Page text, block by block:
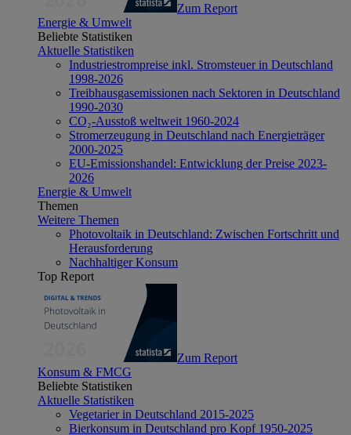
Zum Report
Energie & Umwelt
Beliebte Statistiken
Aktuelle Statistiken
Industriestrompreise inkl. Stromsteuer in Deutschland
1998-2026
Treibhausgasemissionen nach Sektoren in Deutschland
1990-2030
CO₂-Ausstoß weltweit 1960-2024
Stromerzeugung in Deutschland nach Energieträger
2000-2025
EU-Emissionshandel: Entwicklung der Preise 2023-
2026
Energie & Umwelt
Themen
Weitere Themen
Photovoltaik in Deutschland: Zwischen Fortschritt und
Herausforderung
Nachhaltiger Konsum
Top Report
Zum Report
Konsum & FMCG
Beliebte Statistiken
Aktuelle Statistiken
Vegetarier in Deutschland 2015-2025
Bierkonsum in Deutschland pro Kopf 1950-2025